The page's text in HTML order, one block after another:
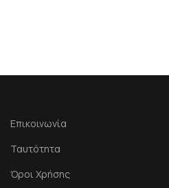
Επικοινωνία
Ταυτότητα
Όροι Χρήσης